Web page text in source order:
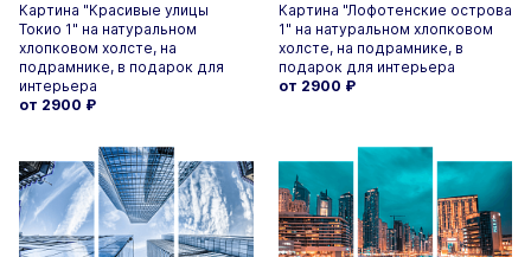
Картина "Красивые улицы
Токио 1" на натуральном
хлопковом холсте, на
подрамнике, в подарок для
интерьера
от 2900 ₽
Картина "Лофотенские острова
1" на натуральном хлопковом
холсте, на подрамнике, в
подарок для интерьера
от 2900 ₽